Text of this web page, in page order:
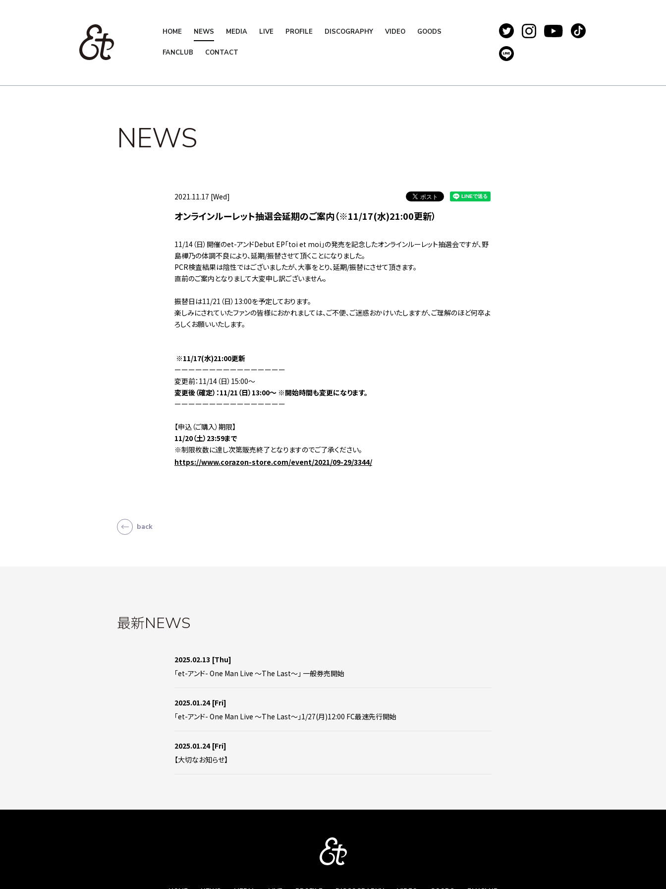
HOME NEWS MEDIA LIVE PROFILE DISCOGRAPHY VIDEO GOODS
FANCLUB CONTACT
NEWS
2021.11.17 [Wed]
オンラインルーレット抽選会延期のご案内（※11/17(水)21:00更新）
11/14（日）開催のet-アンドDebut EP「toi et moi」の発売を記念したオンラインルーレット抽選会ですが、野
島樺乃の体調不良により、延期/振替させて頂くことになりました。
PCR検査結果は陰性ではございましたが、大事をとり、延期/振替にさせて頂きます。
直前のご案内となりまして大変申し訳ございません。
振替日は11/21（日）13:00を予定しております。
楽しみにされていたファンの皆様におかれましては、ご不便、ご迷惑おかけいたしますが、ご理解のほど何卒よ
ろしくお願いいたします。
※11/17(水)21:00更新
ーーーーーーーーーーーーーーーー
変更前：11/14（日）15:00～
変更後（確定）：11/21（日）13:00～ ※開始時間も変更になります。
ーーーーーーーーーーーーーーーー
【申込（ご購入）期限】
11/20（土）23:59まで
※制限枚数に達し次第販売終了となりますのでご了承ください。
https://www.corazon-store.com/event/2021/09-29/3344/
back
最新NEWS
2025.02.13 [Thu]
「et-アンド- One Man Live ～The Last～」 一般券売開始
2025.01.24 [Fri]
「et-アンド- One Man Live ～The Last～」1/27(月)12:00 FC最速先行開始
2025.01.24 [Fri]
【大切なお知らせ】